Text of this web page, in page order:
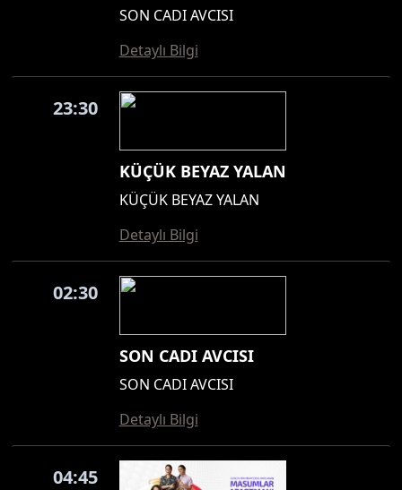
SON CADI AVCISI
Detaylı Bilgi
23:30
KÜÇÜK BEYAZ YALAN
KÜÇÜK BEYAZ YALAN
Detaylı Bilgi
02:30
SON CADI AVCISI
SON CADI AVCISI
Detaylı Bilgi
04:45